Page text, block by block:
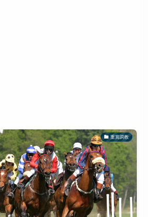
重賞調教